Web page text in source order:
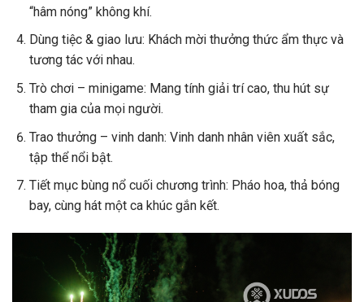
“hâm nóng” không khí.
Dùng tiệc & giao lưu: Khách mời thưởng thức ẩm thực và
tương tác với nhau.
Trò chơi – minigame: Mang tính giải trí cao, thu hút sự
tham gia của mọi người.
Trao thưởng – vinh danh: Vinh danh nhân viên xuất sắc,
tập thể nổi bật.
Tiết mục bùng nổ cuối chương trình: Pháo hoa, thả bóng
bay, cùng hát một ca khúc gắn kết.